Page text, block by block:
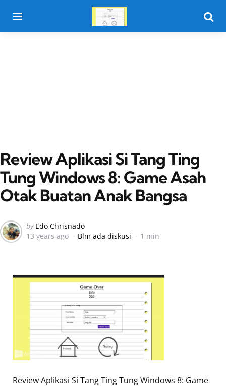
Review Aplikasi Si Tang Ting
Tung Windows 8: Game Asah
Otak Buatan Anak Bangsa
Posted
by
by Edo Chrisnado
13 years ago
Blm ada diskusi 1 min
Review Aplikasi Si Tang Ting Tung Windows 8: Game